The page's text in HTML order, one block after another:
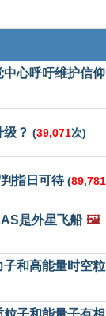
心呼吁维护信仰
？ (39,071次)
指日可待(89,781
是外星飞船 🖼️
和高能量时空粒